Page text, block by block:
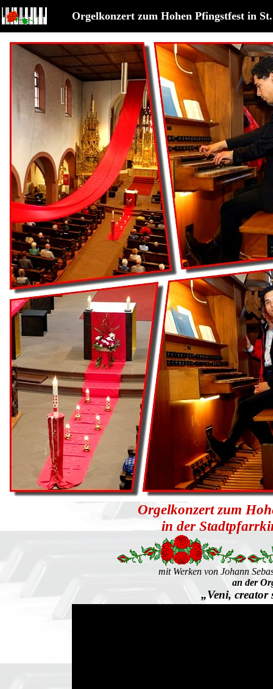
Orgelkonzert zum Hohen Pfingstfest in
Orgelkonzert zum
in der
mit Werken von Johann
an der
„Veni, creator